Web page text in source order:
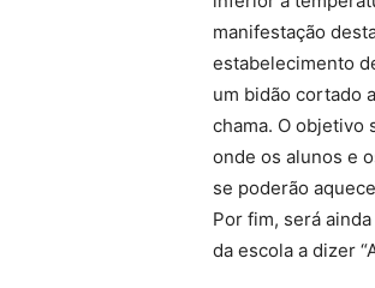
manifestação
estabelecimento
um bidão cortado
chama. O objetivo
onde os alunos e
se poderão
Por fim, será
da escola a dizer